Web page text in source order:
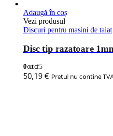
Adaugă în coș
Vezi produsul
Discuri pentru masini de taiat
Disc tip razatoare
0out of 5
50,19€ Pretul nu contine